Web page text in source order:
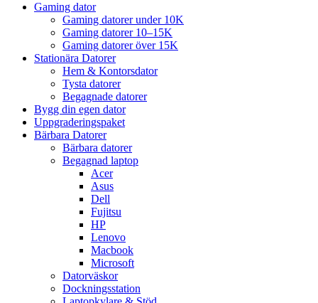
Gaming dator
Gaming datorer under 10K
Gaming datorer 10–15K
Gaming datorer över 15K
Stationära Datorer
Hem & Kontorsdator
Tysta datorer
Begagnade datorer
Bygg din egen dator
Uppgraderingspaket
Bärbara Datorer
Bärbara datorer
Begagnad laptop
Acer
Asus
Dell
Fujitsu
HP
Lenovo
Macbook
Microsoft
Datorväskor
Dockningsstation